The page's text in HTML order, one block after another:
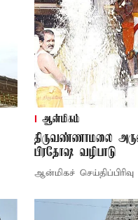
ஆன்மிகம்
திருவண்ணாமலை
பிரதோஷ வழிபாடு
ஆன்மிகச் செய்திப்பிரிவு